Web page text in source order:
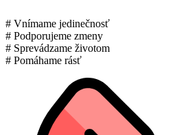
# Vnímame jedinečnosť
# Podporujeme zmeny
# Sprevádzame životom
# Pomáhame rásť